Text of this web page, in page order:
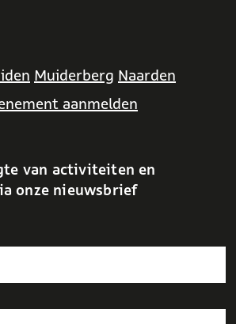
Muiderberg Naarden
aanmelden
van activiteiten en
onze nieuwsbrief